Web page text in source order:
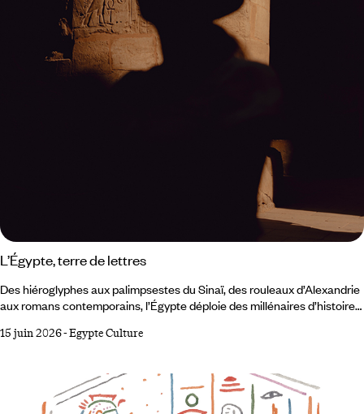
L’Égypte, terre de lettres
Des hiéroglyphes aux palimpsestes du Sinaï, des rouleaux d’Alexandrie
aux romans contemporains, l’Égypte déploie des millénaires d’histoire
et la plume des écrivains. Fondée au IIIᵉ siècle avant notre ère,
ses successeurs, comme un lieu rassemblant tous les savoirs.
15 juin 2026-Egypte Culture